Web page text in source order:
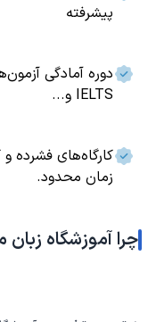
پیشرفته
دوره آمادگی
IELTS و...
کارگاه‌های فشرده و
زمان محدود.
چرا آموزشگاه زبان